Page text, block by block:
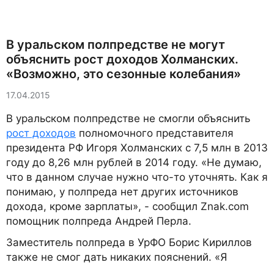
В уральском полпредстве не могут
объяснить рост доходов Холманских.
«Возможно, это сезонные колебания»
17.04.2015
В уральском полпредстве не смогли объяснить
рост доходов полномочного представителя
президента РФ Игоря Холманских с 7,5 млн в 2013
году до 8,26 млн рублей в 2014 году. «Не думаю,
что в данном случае нужно что-то уточнять. Как я
понимаю, у полпреда нет других источников
дохода, кроме зарплаты», - сообщил Znak.com
помощник полпреда Андрей Перла.
Заместитель полпреда в УрФО Борис Кириллов
также не смог дать никаких пояснений. «Я